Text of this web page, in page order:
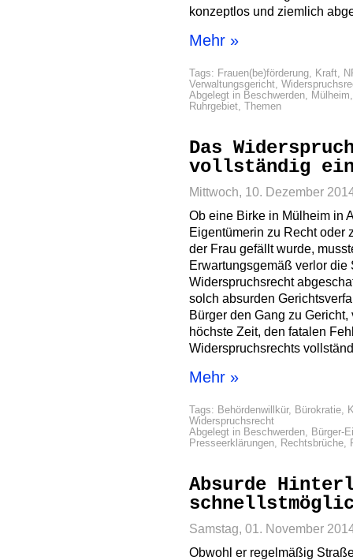
konzeptlos und ziemlich
Mehr »
Tags: Frauen(be)förderung, Kraft,
Verwaltungsgericht,
Abgelegt in Beschwerden, Mülheim
Ruhrgebiet, Themen
Das
vollständig
Mittwoch, 10. Dezember
Ob eine Birke in Mülheim in
Eigentümerin zu Recht oder
der Frau gefällt wurde,
Erwartungsgemäß verlor
Widerspruchsrecht
solch absurden
Bürger den Gang zu
höchste Zeit, den fatalen
Widerspruchsrechts
Mehr »
Tags: Behördenwillkür, Bürokratie,
Widerspruchsrecht
Abgelegt in Beschwerden, Bürger-
Presseerklärungen, Rechtsbrüche,
Absurde
Samstag, 01. November
Obwohl er regelmäßig